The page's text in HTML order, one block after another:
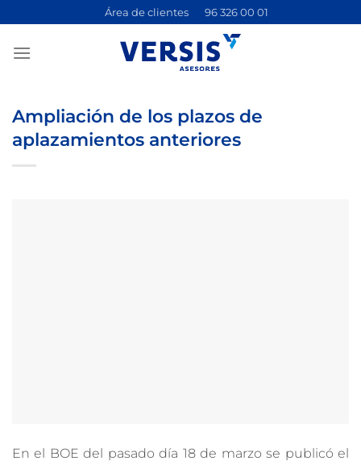
contenido
Área de clientes 96 326 00 01
Ampliación de los plazos de
aplazamientos anteriores
En el BOE del pasado día 18 de marzo se publicó el